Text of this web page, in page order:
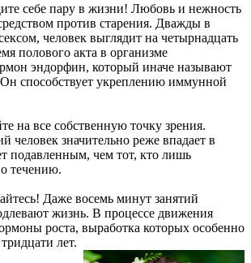
себе пару в жизни! Любовь и нежность
против старения. Дважды в
человек выглядит на четырнадцать
полового акта в организме
эндорфин, который иначе называют
способствует укреплению иммунной
на все собственную точку зрения.
человек значительно реже впадает в
подавленным, чем тот, кто лишь
течению.
Даже восемь минут занятий
жизнь. В процессе движения
роста, выработка которых особенно
лет.